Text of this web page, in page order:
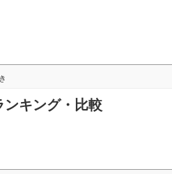
ンキング・比較